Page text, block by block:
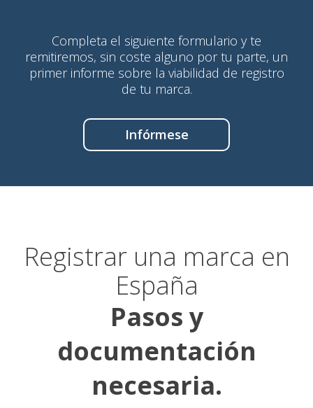
Completa el siguiente formulario y te
remitiremos, sin coste alguno por tu parte, un
primer informe sobre la viabilidad de registro
de tu marca.
Infórmese
Registrar una marca en
España
Pasos y
documentación
necesaria.